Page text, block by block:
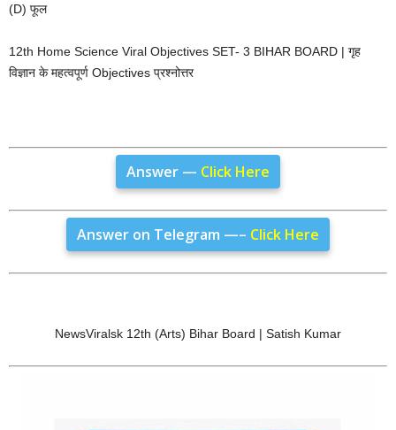
(D) फूल
12th Home Science Viral Objectives SET- 3 BIHAR BOARD | गृह
विज्ञान के महत्वपूर्ण Objectives प्रश्नोत्तर
Answer — Click Here
Answer on Telegram —– Click Here
NewsViralsk 12th (Arts) Bihar Board | Satish Kumar